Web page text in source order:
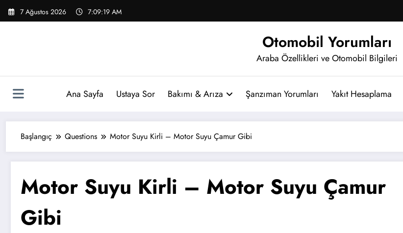
İçeriğe
atla
7 Ağustos 2026 7:09:20 AM
Otomobil Yorumları
Araba Özellikleri ve Otomobil Bilgileri
Ana Sayfa Ustaya Sor Bakımı & Arıza Şanzıman Yorumları Yakıt Hesaplama
Başlangıç Questions Motor Suyu Kirli – Motor Suyu Çamur Gibi
Motor Suyu Kirli – Motor Suyu Çamur
Gibi